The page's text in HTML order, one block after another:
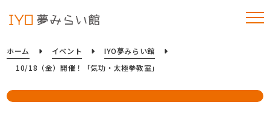
ホーム イベント
IYO夢みらい館
10/18（金）開催！「気功・太極拳教室」